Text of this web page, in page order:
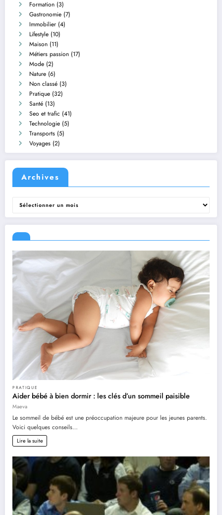
Formation (3)
Gastronomie (7)
Immobilier (4)
Lifestyle (10)
Maison (11)
Métiers passion (17)
Mode (2)
Nature (6)
Non classé (3)
Pratique (32)
Santé (13)
Seo et trafic (41)
Technologie (5)
Transports (5)
Voyages (2)
Archives
Archives
PRATIQUE
Aider bébé à bien dormir : les clés d’un sommeil paisible
Maeva
Le sommeil de bébé est une préoccupation majeure pour les jeunes parents.
Voici quelques conseils…
Lire la suite